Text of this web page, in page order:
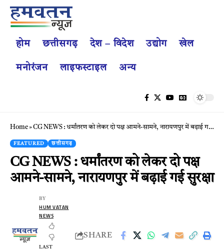
होम छत्तीसगढ़ देश – विदेश उद्योग खेल
मनोरंजन लाइफस्टाइल अन्य
Home»CG NEWS : धर्मांतरण को लेकर दो पक्ष आमने-सामने, नारायणपुर में बढ़ाई गई सुरक्षा
FEATURED छत्तीसगढ़
CG NEWS : धर्मांतरण को लेकर दो पक्ष
आमने-सामने, नारायणपुर में बढ़ाई गई सुरक्षा
LAST
BY
HUM VATAN
NEWS
SHARE